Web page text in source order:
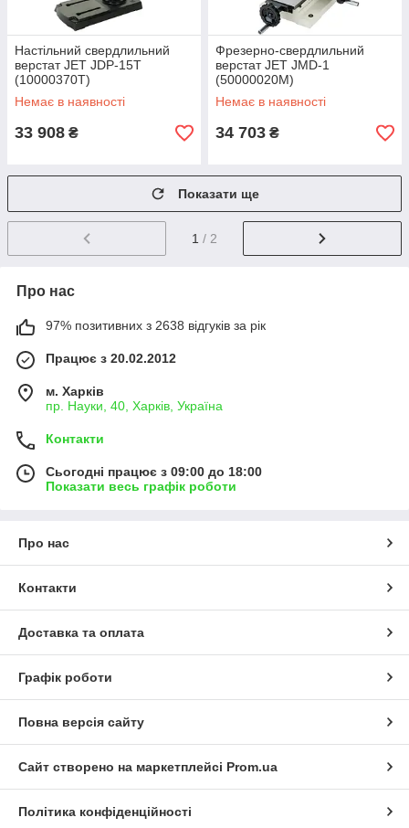
Настільний свердлильний
верстат JET JDP-15Т
(10000370T)
Немає в наявності
33 908 ₴
Фрезерно-свердлильний
верстат JET JMD-1
(50000020M)
Немає в наявності
34 703 ₴
Показати ще
1 / 2
Про нас
97% позитивних з 2638 відгуків за рік
Працює з 20.02.2012
м. Харків
пр. Науки, 40, Харків, Україна
Контакти
Сьогодні працює з 09:00 до 18:00
Показати весь графік роботи
Про нас
Контакти
Доставка та оплата
Графік роботи
Повна версія сайту
Сайт створено на маркетплейсі Prom.ua
Політика конфіденційності